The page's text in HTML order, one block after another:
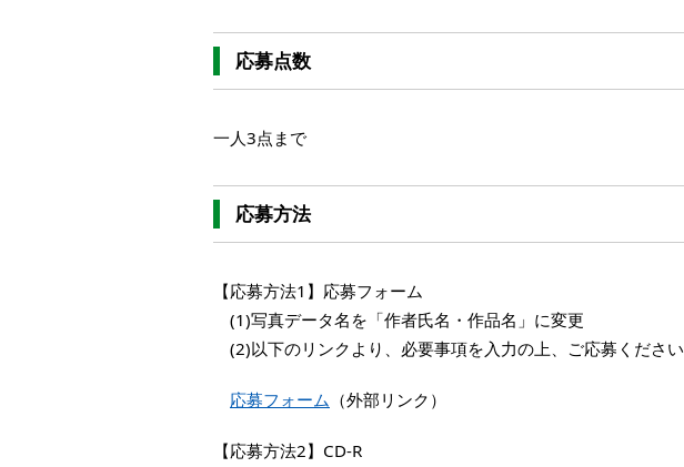
応募点数
一人3点まで
応募方法
【応募方法1】応募フォーム
(1)写真データ名を「作者氏名・作品名」に変更
(2)以下のリンクより、必要事項を入力の上、ご応募ください
応募フォーム （外部リンク）
【応募方法2】CD-R